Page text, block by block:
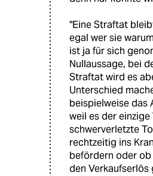
"Eine Straftat
egal wer sie
ist ja für sich
Nullaussage, bei
Straftat wird es
Unterschied
beispielweise das
weil es der
schwerverletzte
rechtzeitig ins
befördern oder ob
den Verkaufserlös